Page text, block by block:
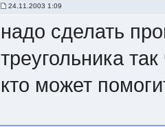
24.11.2003 1:09
надо сделать
треугольника
кто может